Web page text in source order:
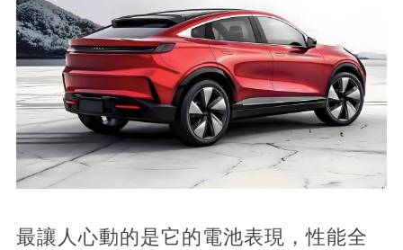
最讓人心動的是它的電池表現，性能全